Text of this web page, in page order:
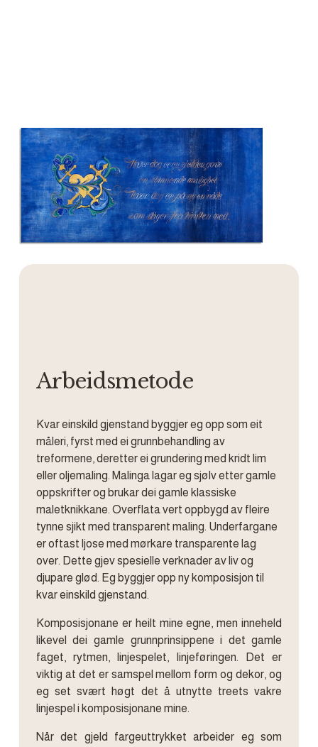
Arbeidsmetode
Kvar einskild gjenstand byggjer eg opp som eit
måleri, fyrst med ei grunnbehandling av
treformene, deretter ei grundering med kridt lim
eller oljemaling. Malinga lagar eg sjølv etter gamle
oppskrifter og brukar dei gamle klassiske
maletknikkane. Overflata vert oppbygd av fleire
tynne sjikt med transparent maling. Underfargane
er oftast ljose med mørkare transparente lag
over. Dette gjev spesielle verknader av liv og
djupare glød. Eg byggjer opp ny komposisjon til
kvar einskild gjenstand.
Komposisjonane er heilt mine egne, men inneheld
likevel dei gamle grunnprinsippene i det gamle
faget, rytmen, linjespelet, linjeføringen. Det er
viktig at det er samspel mellom form og dekor, og
eg set svært høgt det å utnytte treets vakre
linjespel i komposisjonane mine.
Når det gjeld fargeuttrykket arbeider eg som